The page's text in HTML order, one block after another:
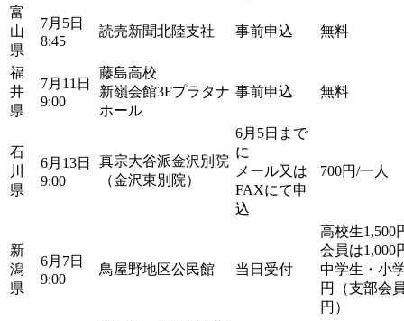
富
山
県
7月5日
8:45
読売新聞北陸支社 事前申込 無料
福
井
県
7月11日
9:00
藤島高校
新嶺会館3Fプラタナ
ホール
事前申込 無料
石
川
県
6月13日
9:00
真宗大谷派金沢別院
（金沢東別院）
6月5日まで
に
メール又は
FAXにて申
込
700円/一人
新
潟
県
6月7日
9:00
鳥屋野地区公民館 当日受付
高校生1,500
会員は1,000
中学生・小
円（支部会
円）